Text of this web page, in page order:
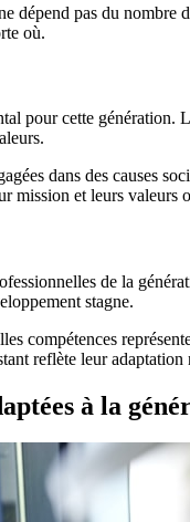
dépend pas du nombre
où.
pour cette génération.
dans des causes
mission et leurs valeurs
de la
stagne.
compétences
reflète leur
à la